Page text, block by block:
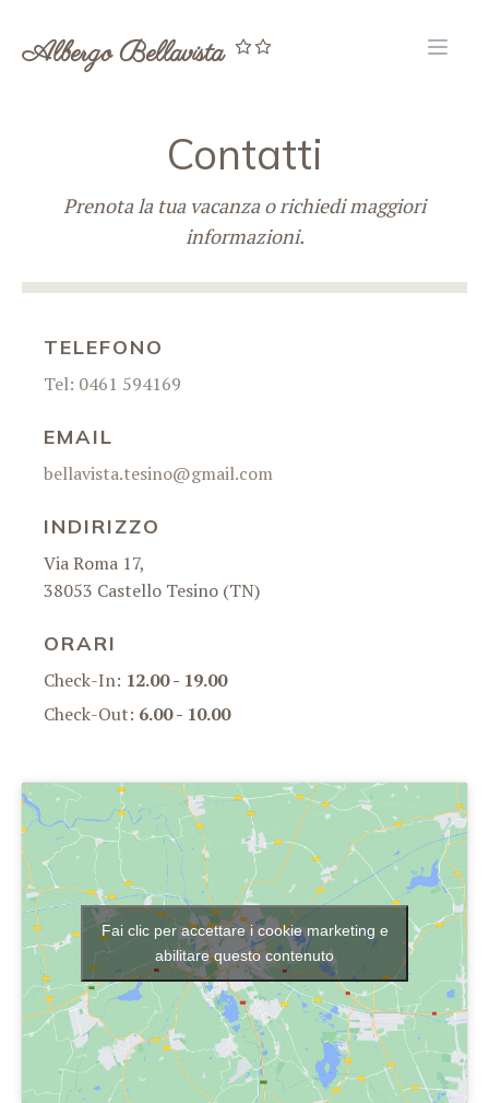
Albergo Bellavista
Contatti
Prenota la tua vacanza o richiedi maggiori
informazioni.
TELEFONO
Tel: 0461 594169
EMAIL
bellavista.tesino@gmail.com
INDIRIZZO
Via Roma 17,
38053 Castello Tesino (TN)
ORARI
Check-In: 12.00 - 19.00
Check-Out: 6.00 - 10.00
Fai clic per accettare i cookie marketing e
abilitare questo contenuto